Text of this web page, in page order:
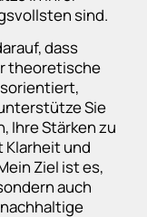
sind.
dass
theoretische
Sie
Ihre Stärken zu
Klarheit und
Ziel ist es,
auch